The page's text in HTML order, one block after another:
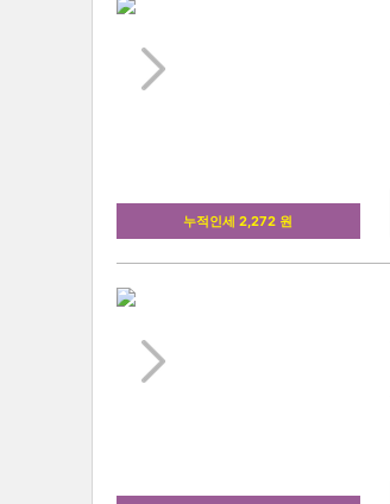
누적인세 2,272 원